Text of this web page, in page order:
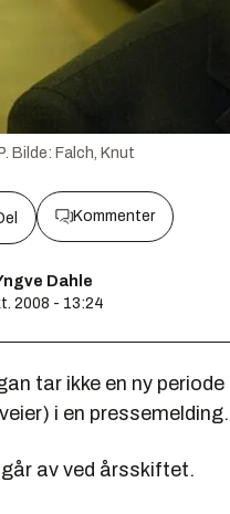
Bilde: Falch, Knut
Kommenter
Dahle
2008 - 13:24
tar ikke en ny
i en pressemelding.
går av ved årsskiftet.